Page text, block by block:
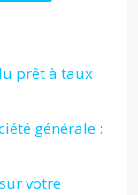
prêt à taux
générale :
votre